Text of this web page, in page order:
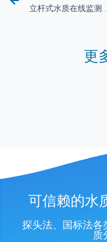
立杆式水质在线监测系统在工业废水处理中的监测与控制
更
可信赖的水
探头法、国标法各
质